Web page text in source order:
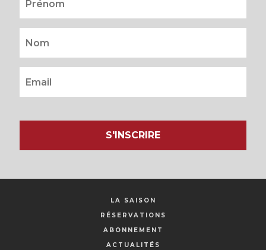
S'INSCRIRE
LA SAISON
RÉSERVATIONS
ABONNEMENT
ACTUALITÉS